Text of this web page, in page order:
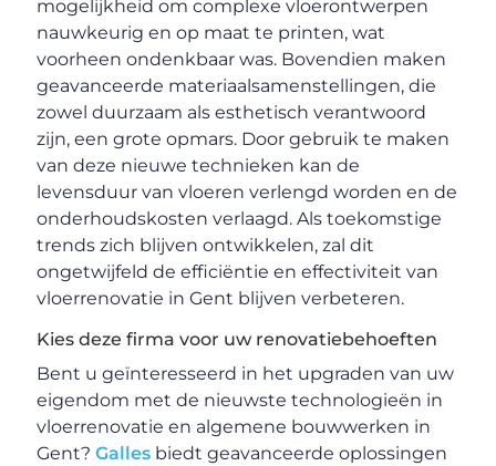
mogelijkheid om complexe vloerontwerpen
nauwkeurig en op maat te printen, wat
voorheen ondenkbaar was. Bovendien maken
geavanceerde materiaalsamenstellingen, die
zowel duurzaam als esthetisch verantwoord
zijn, een grote opmars. Door gebruik te maken
van deze nieuwe technieken kan de
levensduur van vloeren verlengd worden en de
onderhoudskosten verlaagd. Als toekomstige
trends zich blijven ontwikkelen, zal dit
ongetwijfeld de efficiëntie en effectiviteit van
vloerrenovatie in Gent blijven verbeteren.
Kies deze firma voor uw renovatiebehoeften
Bent u geïnteresseerd in het upgraden van uw
eigendom met de nieuwste technologieën in
vloerrenovatie en algemene bouwwerken in
Gent?Galles biedt geavanceerde oplossingen